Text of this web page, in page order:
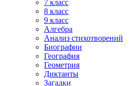
7 класс
8 класс
9 класс
Алгебра
Анализ стихотворений
Биографии
География
Геометрия
Диктанты
Загадки